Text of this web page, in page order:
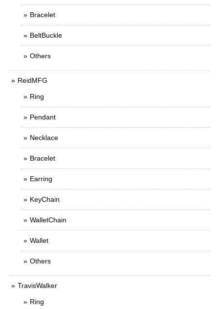
Bracelet
BeltBuckle
Others
ReidMFG
Ring
Pendant
Necklace
Bracelet
Earring
KeyChain
WalletChain
Wallet
Others
TravisWalker
Ring